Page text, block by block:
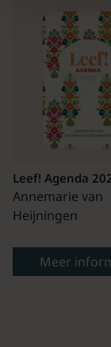
Leef! Agenda
Annemarie van
Heijningen
Meer